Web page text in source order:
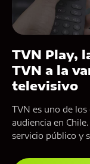
TVN Play,
TVN a la
televisivo
TVN es uno de
audiencia en
servicio público y